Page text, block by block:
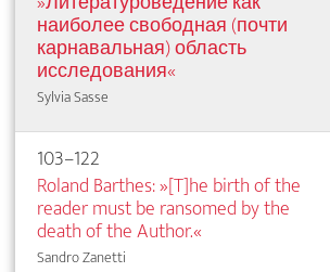
наиболее свободная (почти
карнавальная) область
исследования«
Sylvia Sasse
103–122
Roland Barthes: »[T]he birth of the
reader must be ransomed by the
death of the Author.«
Sandro Zanetti